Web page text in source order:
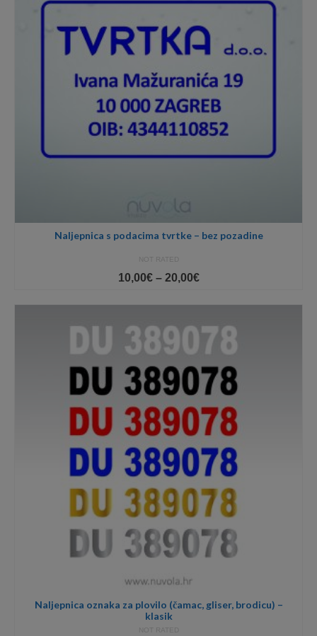
Naljepnica s podacima tvrtke – bez pozadine
NOT RATED
10,00€ – 20,00€Price
10,00€
20,00€
Naljepnica oznaka za plovilo (čamac, gliser, brodicu) –
klasik
NOT RATED